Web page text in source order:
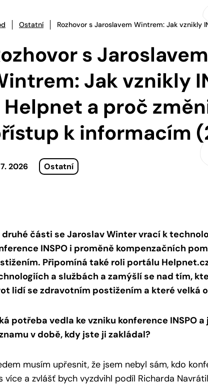
Ostatní Rozhovor s Jaroslavem Wintrem: Jak
s Jaroslavem
Jak vznikly
Helpnet a proč
k informacím
2026 Ostatní
druhé části se Jaroslav Winter vrací k
INSPO i proměně kompenzačních
Připomíná také roli portálu
a službách a zamýšlí se nad tím,
lidí se zdravotním postižením a které velká
potřeba vedla ke vzniku konference INSPO
v době, kdy jste ji zakládal?
musím upřesnit, že jsem nebyl sám, kdo
více a zvlášť bych vyzdvihl podíl Richarda